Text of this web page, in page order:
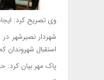
وی تصریح کرد:
شهردار نصیرشهر
استقبال شهروندان
پاک مهر بیان کرد: